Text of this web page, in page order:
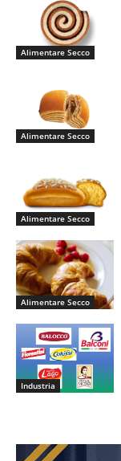
Alimentare Secco
Alimentare Secco
Alimentare Secco
Alimentare Secco
Industria